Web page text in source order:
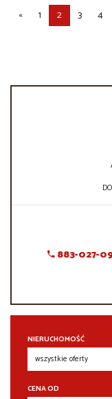
« 1 2 3 4
883-027-
NIERUCHOMOŚĆ
CENA OD